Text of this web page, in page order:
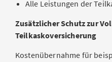
Alle Leistungen der
Zusätzlicher Schutz zur
Teilkaskoversicherung
Kostenübernahme für